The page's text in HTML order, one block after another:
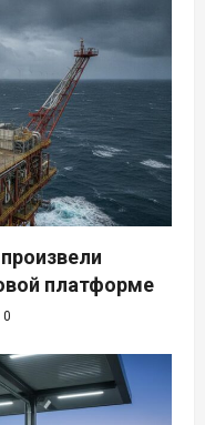
платформе
0